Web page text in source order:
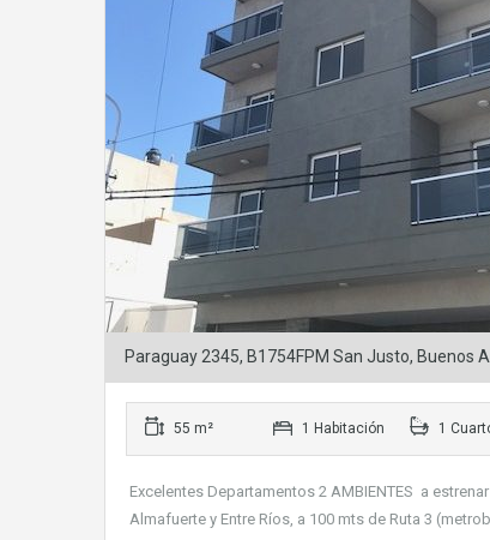
Paraguay 2345, B1754FPM San Justo, Buenos
55 m² 1 Habitación 1
Excelentes Departamentos 2 AMBIENTES a
Almafuerte y Entre Ríos, a 100 mts de Ruta 3